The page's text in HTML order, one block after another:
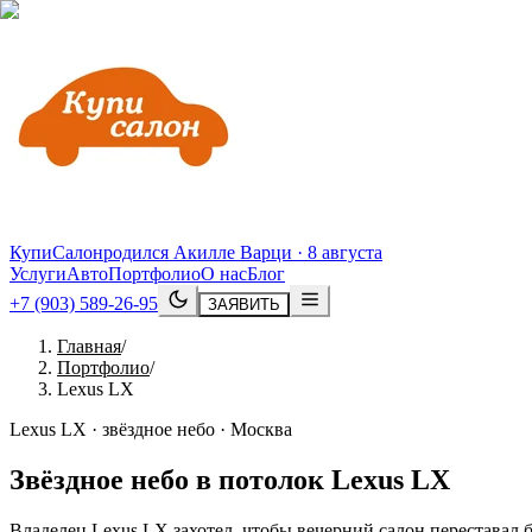
КупиСалонродился Акилле Варци · 8 августа
УслугиАвтоПортфолиоО насБлог
+7 (903) 589-26-95
ЗАЯВИТЬ
Главная/
Портфолио/
Lexus LX
Lexus LX · звёздное небо · Москва
Звёздное небо в потолок Lexus LX